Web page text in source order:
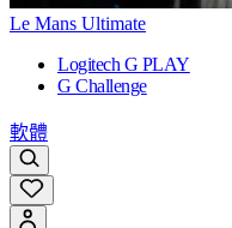
Le Mans Ultimate
Logitech G PLAY
G Challenge
軟體